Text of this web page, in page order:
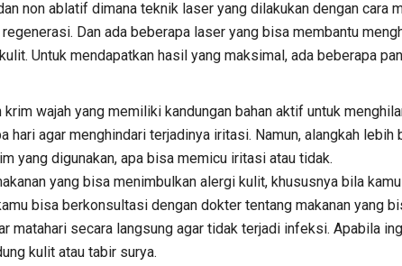
non ablatif dimana teknik laser yang dilakukan dengan cara
Dan ada beberapa laser yang bisa membantu
Untuk mendapatkan hasil yang maksimal, ada beberapa
krim wajah yang memiliki kandungan bahan aktif untuk
hari agar menghindari terjadinya iritasi. Namun, alangkah
yang digunakan, apa bisa memicu iritasi atau tidak.
yang bisa menimbulkan alergi kulit, khususnya bila
bisa berkonsultasi dengan dokter tentang makanan yang
matahari secara langsung agar tidak terjadi infeksi. Apabila
kulit atau tabir surya.